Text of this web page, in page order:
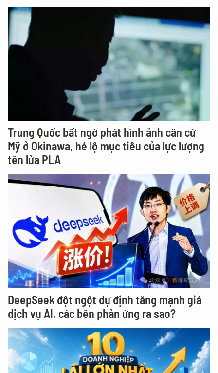
Trung Quốc bất ngờ phát hình ảnh căn cứ
Mỹ ở Okinawa, hé lộ mục tiêu của lực lượng
tên lửa PLA
DeepSeek đột ngột dự định tăng mạnh giá
dịch vụ AI, các bên phản ứng ra sao?